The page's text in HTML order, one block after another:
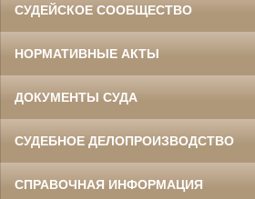
СУДЕЙСКОЕ СООБЩЕСТВО
НОРМАТИВНЫЕ АКТЫ
ДОКУМЕНТЫ СУДА
СУДЕБНОЕ ДЕЛОПРОИЗВОДСТВО
СПРАВОЧНАЯ ИНФОРМАЦИЯ